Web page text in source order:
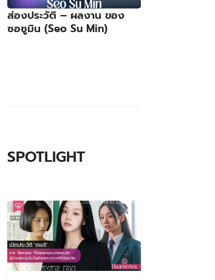
ส่องประวัติ – ผลงาน ของ
ซอซูมิน (Seo Su Min)
SPOTLIGHT